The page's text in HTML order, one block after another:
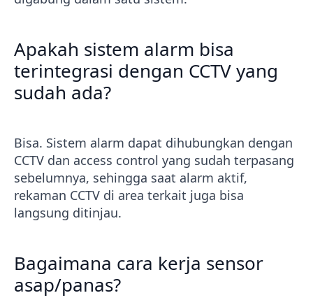
Apakah sistem alarm bisa
terintegrasi dengan CCTV yang
sudah ada?
Bisa. Sistem alarm dapat dihubungkan dengan
CCTV dan access control yang sudah terpasang
sebelumnya, sehingga saat alarm aktif,
rekaman CCTV di area terkait juga bisa
langsung ditinjau.
Bagaimana cara kerja sensor
asap/panas?